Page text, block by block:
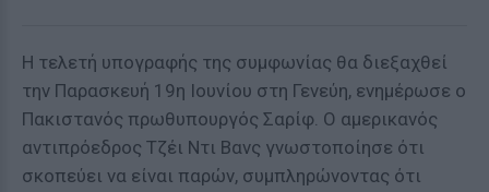
Η τελετή υπογραφής της συμφωνίας θα διεξαχθεί
την Παρασκευή 19η Ιουνίου στη Γενεύη, ενημέρωσε ο
Πακιστανός πρωθυπουργός Σαρίφ. Ο αμερικανός
αντιπρόεδρος Τζέι Ντι Βανς γνωστοποίησε ότι
σκοπεύει να είναι παρών, συμπληρώνοντας ότι